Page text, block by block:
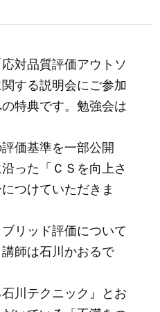
対品質評価アウトソ
する説明会にご参加
特典です。勉強会は
価基準を一部公開
った「ＣＳを向上さ
つけていただきま
リッド評価について
師は石川かおるで
石川テクニック』とお